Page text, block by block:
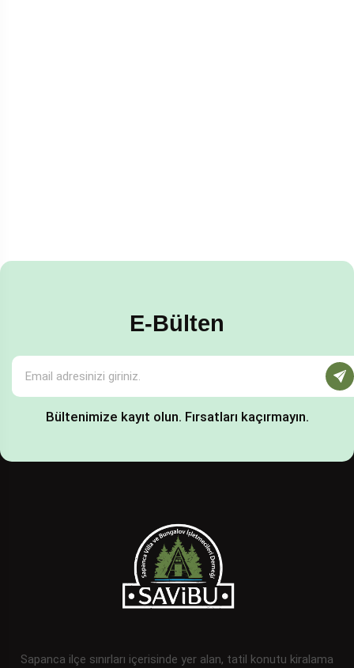
E-Bülten
Bültenimize kayıt olun. Fırsatları kaçırmayın.
Sapanca ilçe sınırları içerisinde yer alan, tatil konutu kiralama